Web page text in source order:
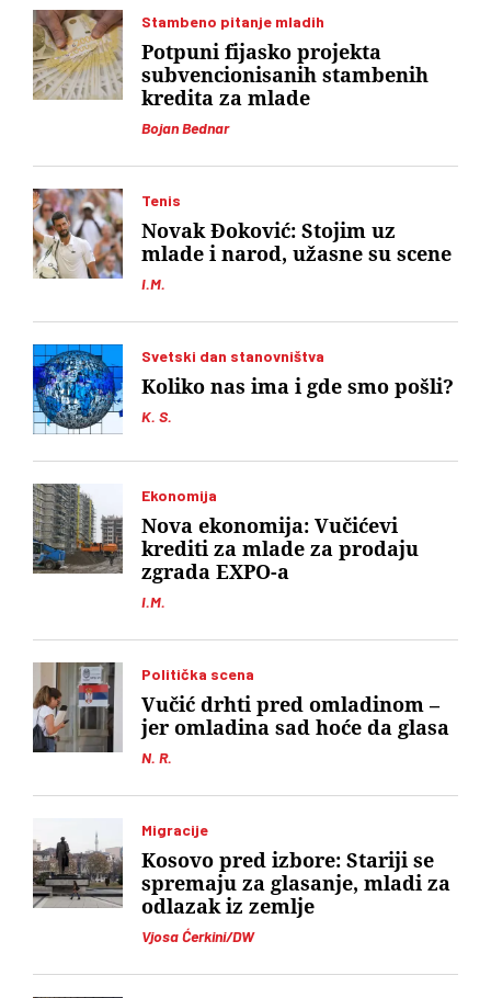
Stambeno pitanje mladih
Bojan Bednar
Potpuni fijasko projekta
subvencionisanih stambenih
kredita za mlade
Tenis
I.M.
Novak Đoković: Stojim uz
mlade i narod, užasne su scene
Svetski dan stanovništva
K. S.
Koliko nas ima i gde smo pošli?
Ekonomija
I.M.
Nova ekonomija: Vučićevi
krediti za mlade za prodaju
zgrada EXPO-a
Politička scena
N. R.
Vučić drhti pred omladinom –
jer omladina sad hoće da glasa
Migracije
Vjosa Ćerkini/DW
Kosovo pred izbore: Stariji se
spremaju za glasanje, mladi za
odlazak iz zemlje